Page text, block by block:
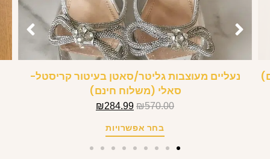
נעליים מעוצבות גליטר/סאטן בעיטור קריסטל-
סאלי (משלוח חינם)
₪570.00
₪284.99
בחר אפשרויות